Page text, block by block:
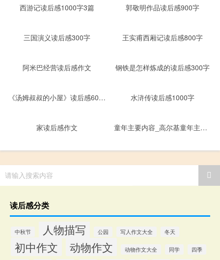
西游记读后感1000字3篇 郭敬明作品读后感900字
三国演义读后感300字 王实甫西厢记读后感800字
阿米巴经营读后感作文 钢铁是怎样炼成的读后感300字
《汤姆叔叔的小屋》读后感600字 水浒传读后感1000字
家读后感作文 童年主要内容_高尔基童年主要内容
请输入搜索内容
读后感分类
中秋节 人物描写 公园 写人作文大全 冬天
初中作文 动物作文 动物作文大全 同学
四季